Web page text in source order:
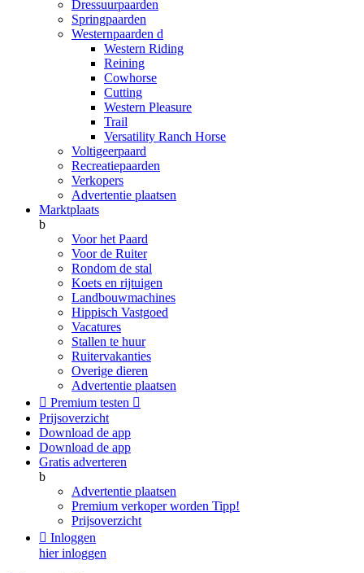
Dressuurpaarden
Springpaarden
Westernpaarden d
Western Riding
Reining
Cowhorse
Cutting
Western Pleasure
Trail
Versatility Ranch Horse
Voltigeerpaard
Recreatiepaarden
Verkopers
Advertentie plaatsen
Marktplaats
b
Voor het Paard
Voor de Ruiter
Rondom de stal
Koets en rijtuigen
Landbouwmachines
Hippisch Vastgoed
Vacatures
Stallen te huur
Ruitervakanties
Overige dieren
Advertentie plaatsen
 Premium testen 
Prijsoverzicht
Download de app
Download de app
Gratis adverteren
b
Advertentie plaatsen
Premium verkoper worden Tipp!
Prijsoverzicht
 Inloggen
hier inloggen